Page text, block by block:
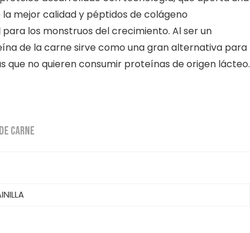
mejor calidad y péptidos de colágeno
los monstruos del crecimiento. Al ser un
de la carne sirve como una gran alternativa para
que no quieren consumir proteínas de origen lácteo.
CARNE